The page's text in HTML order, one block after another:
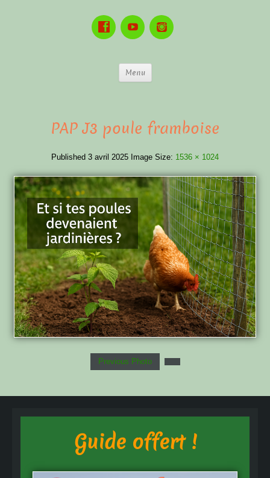
Menu
PAP J3 poule framboise
Published 3 avril 2025 Image Size: 1536 × 1024
Previous Photo
Guide offert !